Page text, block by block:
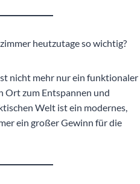
heutzutage so wichtig?
nicht mehr nur ein funktionaler
Ort zum Entspannen und
Welt ist ein modernes,
ein großer Gewinn für die